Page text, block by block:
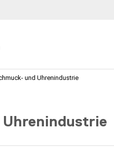
und Uhrenindustrie